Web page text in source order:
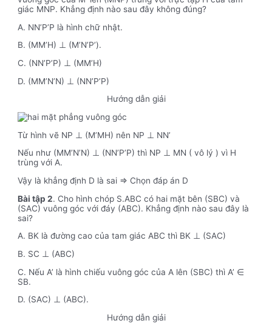
giác MNP. Khẳng định nào sau đây không đúng?
A. NN’P’P là hình chữ nhật.
B. (MM’H) ⊥ (M’N’P’).
C. (NN’P’P) ⊥ (MM’H)
D. (MM’N’N) ⊥ (NN’P’P)
Hướng dẫn giải
Từ hình vẽ NP ⊥ (M’MH) nên NP ⊥ NN’
Nếu như (MM’N’N) ⊥ (NN’P’P) thì NP ⊥ MN ( vô lý ) vì H
trùng với A.
Vậy là khẳng định D là sai => Chọn đáp án D
Bài tập 2. Cho hình chóp S.ABC có hai mặt bên (SBC) và
(SAC) vuông góc với đáy (ABC). Khẳng định nào sau đây là
sai?
A. BK là đường cao của tam giác ABC thì BK ⊥ (SAC)
B. SC ⊥ (ABC)
C. Nếu A’ là hình chiếu vuông góc của A lên (SBC) thì A’ ∈
SB.
D. (SAC) ⊥ (ABC).
Hướng dẫn giải